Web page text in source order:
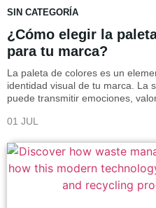
SIN CATEGORÍA
¿Cómo elegir la
para tu marca?
La paleta de colores es un
identidad visual de tu marca. La
puede transmitir emociones,
01 JUL